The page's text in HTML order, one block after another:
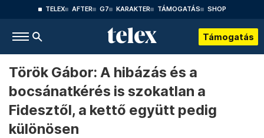
TELEX AFTER G7 KARAKTER TÁMOGATÁS SHOP
Támogatás
Török Gábor: A hibázás és a
bocsánatkérés is szokatlan a
Fidesztől, a kettő együtt pedig
különösen